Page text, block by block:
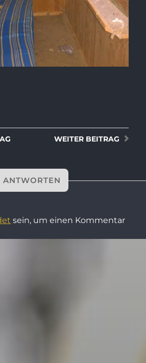
WEITER BEITRAG
ANTWORTEN
sein, um einen Kommentar